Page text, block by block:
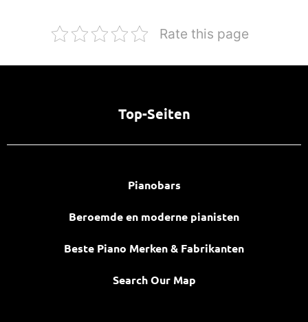
Rate this page
Top-Seiten
Pianobars
Beroemde en moderne pianisten
Beste Piano Merken & Fabrikanten
Search Our Map